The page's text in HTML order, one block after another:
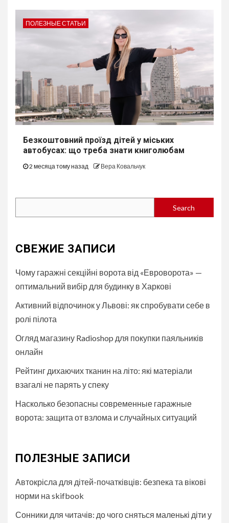
ПОЛЕЗНЫЕ СТАТЬИ
Безкоштовний проїзд дітей у міських
автобуcах: що треба знати книголюбам
2 месяца тому назад Вера Ковальчук
Search
СВЕЖИЕ ЗАПИСИ
Чому гаражні секційні ворота від «Евроворота» —
оптимальний вибір для будинку в Харкові
Активний відпочинок у Львові: як спробувати себе в
ролі пілота
Огляд магазину Radioshop для покупки паяльників
онлайн
Рейтинг дихаючих тканин на літо: які матеріали
взагалі не парять у спеку
Насколько безопасны современные гаражные
ворота: защита от взлома и случайных ситуаций
ПОЛЕЗНЫЕ ЗАПИСИ
Автокрісла для дітей-початківців: безпека та вікові
норми на skifbook
Сонники для читачів: до чого сняться маленькі діти у